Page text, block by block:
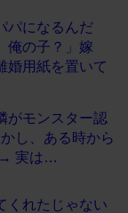
パになるんだ
俺の子？」嫁
婚用紙を置いて
がモンスター認
し、ある時から
実は…
くれたじゃない